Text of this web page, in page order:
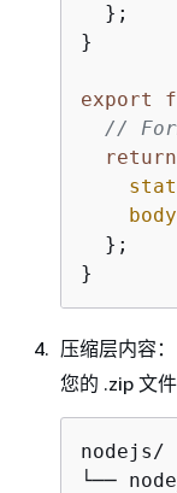
  };
}
export
//
return
body
  };
}
压缩层内容：
您的 .zip 文
└──